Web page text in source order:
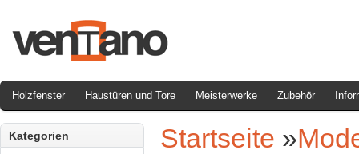
Holzfenster Haustüren und Tore Meisterwerke Zubehör
Kategorien Startseite »